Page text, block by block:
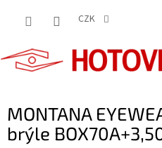
CZK
MONTANA
brýle